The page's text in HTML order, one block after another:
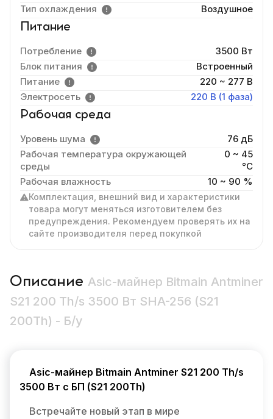
Тип охлаждения
Воздушное
Питание
Потребление
3500 Вт
Блок питания
Встроенный
Питание
220 ~ 277 В
Электросеть
220 В (1 фаза)
Рабочая среда
Уровень шума
76 дБ
Рабочая температура окружающей
среды
0 ~ 45
°C
Рабочая влажность
10 ~ 90 %
Комплектация, внешний вид и характеристики
товара могут меняться изготовителем без
предупреждения. Рекомендуем проверять их на
сайте производителя перед покупкой
Описание Asic-майнер Bitmain Antminer
S21 200 Th/s 3500 Вт SHA-256 (S21
200Th) - Б/у
Asic-майнер Bitmain Antminer S21 200 Th/s
3500 Вт с БП (S21 200Th)
Встречайте новый этап в мире